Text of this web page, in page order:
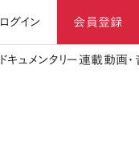
ログイン 会員登録
ドキュメンタリー 連載動画